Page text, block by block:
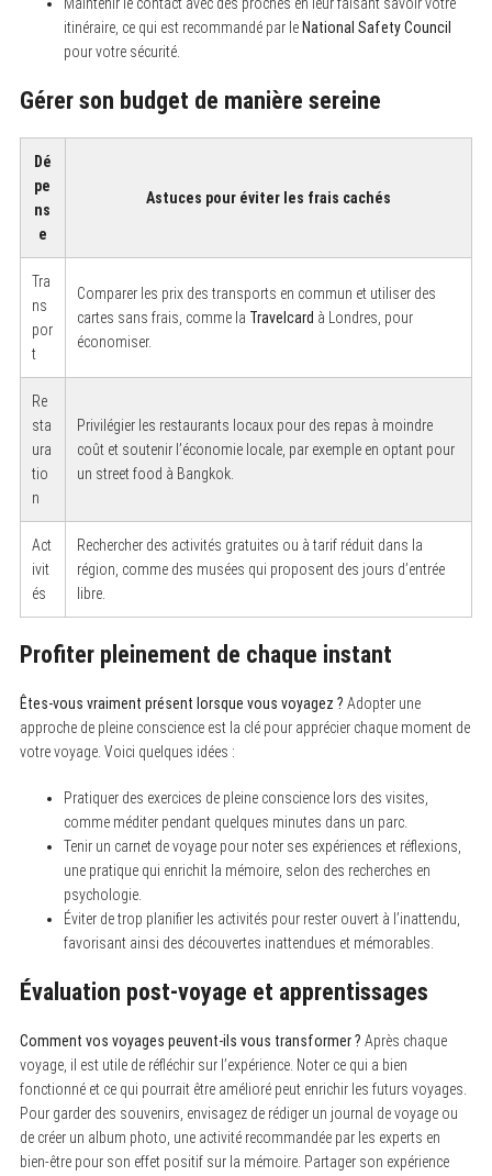
itinéraire, ce qui est recommandé par le National Safety Council
pour votre sécurité.
Gérer son budget de manière sereine
Dé
pe
ns
e
Astuces pour éviter les frais cachés
Tra
ns
por
t
Comparer les prix des transports en commun et utiliser des
cartes sans frais, comme la Travelcard à Londres, pour
économiser.
Re
sta
ura
tio
n
Privilégier les restaurants locaux pour des repas à moindre
coût et soutenir l’économie locale, par exemple en optant pour
un street food à Bangkok.
Act
ivit
és
Rechercher des activités gratuites ou à tarif réduit dans la
région, comme des musées qui proposent des jours d’entrée
libre.
Profiter pleinement de chaque instant
Êtes-vous vraiment présent lorsque vous voyagez ? Adopter une
approche de pleine conscience est la clé pour apprécier chaque moment de
votre voyage. Voici quelques idées :
Pratiquer des exercices de pleine conscience lors des visites,
comme méditer pendant quelques minutes dans un parc.
Tenir un carnet de voyage pour noter ses expériences et réflexions,
une pratique qui enrichit la mémoire, selon des recherches en
psychologie.
Éviter de trop planifier les activités pour rester ouvert à l’inattendu,
favorisant ainsi des découvertes inattendues et mémorables.
Évaluation post-voyage et apprentissages
Comment vos voyages peuvent-ils vous transformer ? Après chaque
voyage, il est utile de réfléchir sur l’expérience. Noter ce qui a bien
fonctionné et ce qui pourrait être amélioré peut enrichir les futurs voyages.
Pour garder des souvenirs, envisagez de rédiger un journal de voyage ou
de créer un album photo, une activité recommandée par les experts en
bien-être pour son effet positif sur la mémoire. Partager son expérience